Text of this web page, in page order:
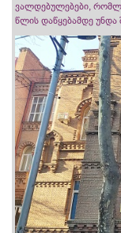
ვალდებულებები,
წლის დაწყებამდე